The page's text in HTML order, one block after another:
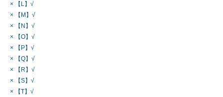
× 【L】√
× 【M】√
× 【N】√
× 【O】√
× 【P】√
× 【Q】√
× 【R】√
× 【S】√
× 【T】√